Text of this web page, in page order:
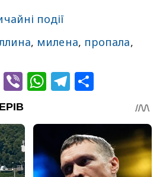
події
, милена, пропала,
LinkedIn
ViberWhatsApp
Telegram